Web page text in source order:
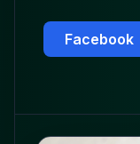
Facebook